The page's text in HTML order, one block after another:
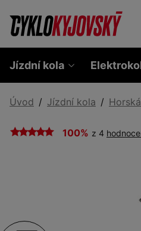
Jízdní kola
Úvod Jízdní kola
100% z 4